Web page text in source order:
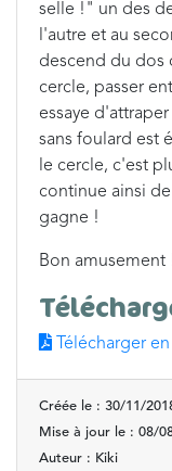
selle !" un des
l'autre et au
descend du dos
cercle, passer
essaye
sans foulard est
le cercle, c'est
continue ainsi
gagne !
Bon amusement
Télécharger
Créée le : 30/11/
Mise à jour le : 08/
Auteur : Kiki